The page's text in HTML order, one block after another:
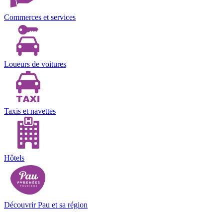
Commerces et services
Loueurs de voitures
Taxis et navettes
Hôtels
Découvrir Pau et sa région